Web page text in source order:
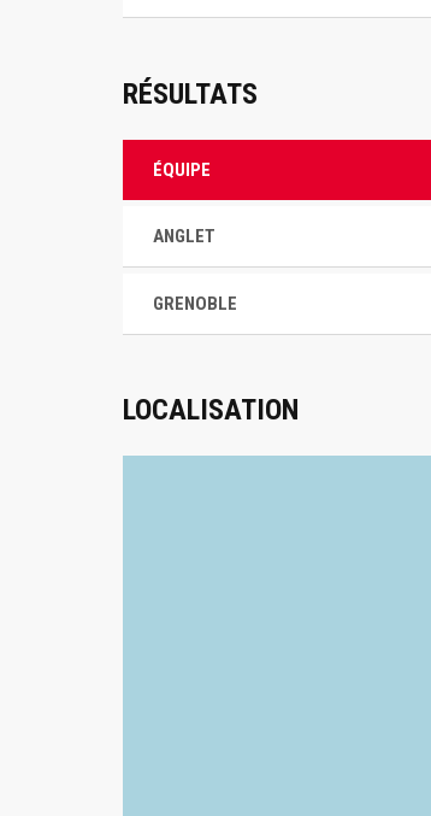
RÉSULTATS
ÉQUIPE
ANGLET
GRENOBLE
LOCALISATION